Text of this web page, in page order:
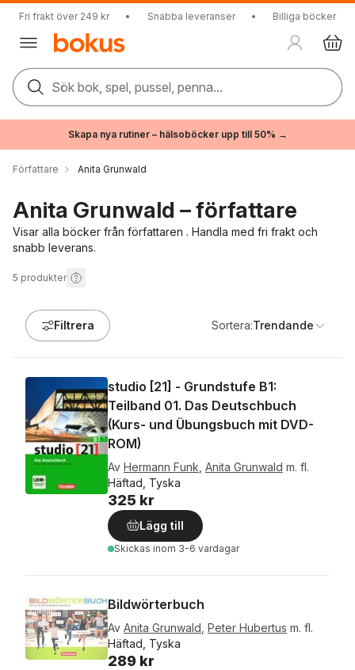
Fri frakt över 249 kr • Snabba leveranser • Billiga böcker
Sök bok, spel, pussel, penna...
Skapa nya rutiner – hälsoböcker upp till 50% →
Författare Anita Grunwald
Anita Grunwald – författare
Visar alla böcker från författaren . Handla med fri frakt och
snabb leverans.
5 produkter
Filtrera Sortera:Trendande
studio [21] - Grundstufe B1:
Teilband 01. Das Deutschbuch
(Kurs- und Übungsbuch mit DVD-
ROM)
Av Hermann Funk Anita Grunwald m. fl.
Häftad, Tyska
325 kr
Lägg till
Skickas inom 3-6 vardagar
Bildwörterbuch
Av Anita Grunwald Peter Hubertus m. fl.
Häftad, Tyska
289 kr